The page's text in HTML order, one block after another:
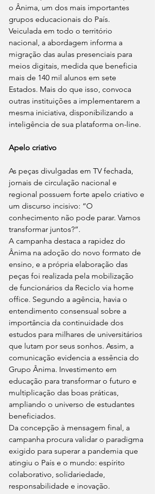
o Ânima, um dos mais importantes
grupos educacionais do País.
Veiculada em todo o território
nacional, a abordagem informa a
migração das aulas presenciais para
meios digitais, medida que beneficia
mais de 140 mil alunos em sete
Estados. Mais do que isso, convoca
outras instituições a implementarem a
mesma iniciativa, disponibilizando a
inteligência de sua plataforma on-line.
Apelo criativo
As peças divulgadas em TV fechada,
jornais de circulação nacional e
regional possuem forte apelo criativo e
um discurso incisivo: “O
conhecimento não pode parar. Vamos
transformar juntos?”.
A campanha destaca a rapidez do
Ânima na adoção do novo formato de
ensino, e a própria elaboração das
peças foi realizada pela mobilização
de funcionários da Reciclo via home
office. Segundo a agência, havia o
entendimento consensual sobre a
importância da continuidade dos
estudos para milhares de universitários
que lutam por seus sonhos. Assim, a
comunicação evidencia a essência do
Grupo Ânima. Investimento em
educação para transformar o futuro e
multiplicação das boas práticas,
ampliando o universo de estudantes
beneficiados.
Da concepção à mensagem final, a
campanha procura validar o paradigma
exigido para superar a pandemia que
atingiu o País e o mundo: espírito
colaborativo, solidariedade,
responsabilidade e inovação.